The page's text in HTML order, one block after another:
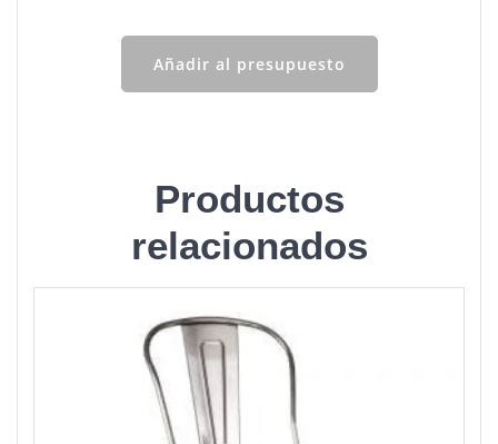
Añadir al presupuesto
Productos
relacionados